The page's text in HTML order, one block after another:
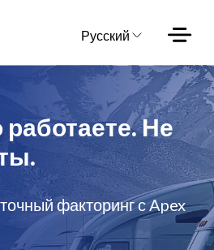
Русский
Не
факторинг с Apex